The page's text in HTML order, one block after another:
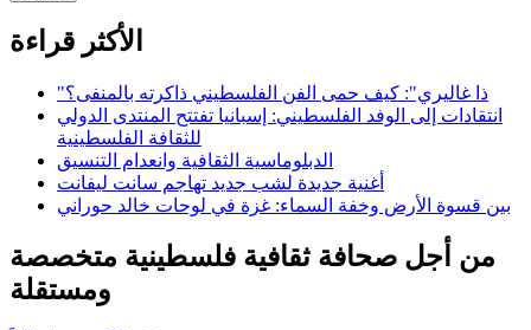
الأكثر قراءة
"ذا غاليري": كيف حمى الفن الفلسطيني ذاكرته بالمنفى؟
انتقادات إلى الوفد الفلسطيني: إسبانيا تفتتح المنتدى الدولي
للثقافة الفلسطينية
الدبلوماسية الثقافية وانعدام التنسيق
أغنية جديدة لشب جديد تهاجم سانت ليفانت
بين قسوة الأرض وخفة السماء: غزة في لوحات خالد حوراني
من أجل صحافة ثقافية فلسطينية متخصصة
ومستقلة